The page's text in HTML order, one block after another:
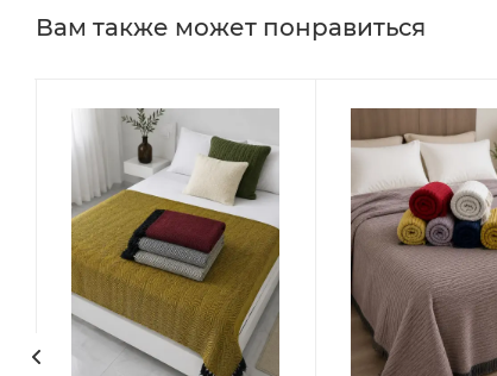
Вам также может понравиться